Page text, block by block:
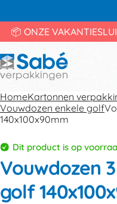
📦 ONZE
HomeKartonnen
Vouwdozen enkele golf
140x100x90mm
Dit product is op
Vouwdozen
golf